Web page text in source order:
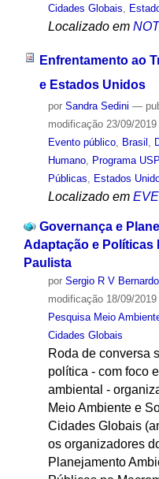
Cidades Globais
Localizado em
Enfrentamento ao
e Estados Unidos
por Sandra Sedini —
modificação23/09/2019
Evento público, Brasil
Humano, Programa
Públicas
Estados
Localizado em
Governança e
Adaptação e Políticas
Paulista
por Sergio R V Bernardo
modificação18/09/2019
Pesquisa Meio
Cidades Globais
Roda de conversa
política - com foco
ambiental -
Meio Ambiente e
Cidades Globais
os organizadores
Planejamento